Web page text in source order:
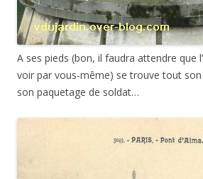
A ses pieds (bon, il faudra attendre que
voir par vous-même) se trouve tout
son paquetage de soldat…